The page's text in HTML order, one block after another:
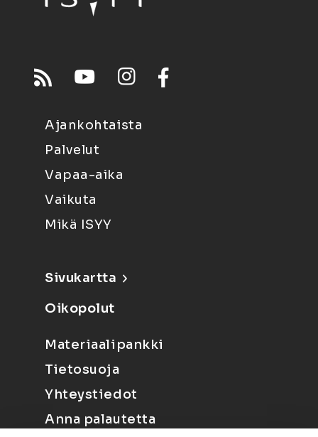
Ajankohtaista
Palvelut
Vapaa-aika
Vaikuta
Mikä ISYY
Sivukartta
Oikopolut
Materiaalipankki
Tietosuoja
Yhteystiedot
Anna palautetta